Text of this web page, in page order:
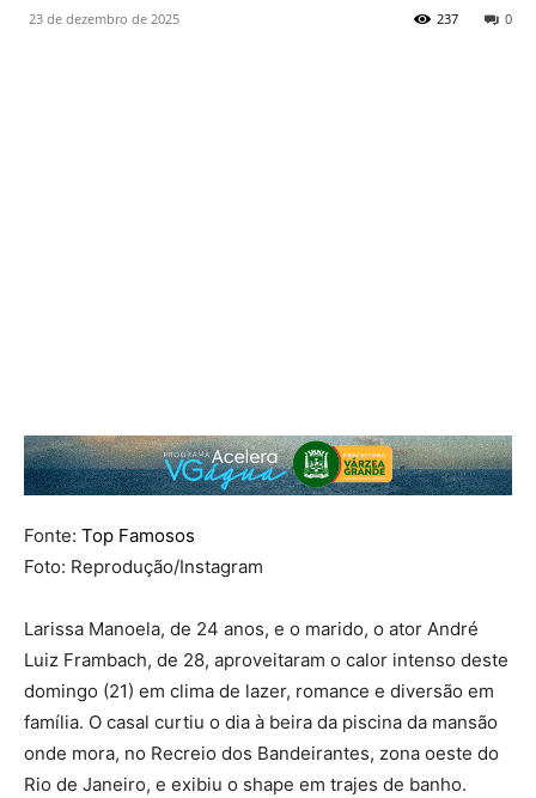
23 de dezembro de 2025 0
237
Fonte: Top Famosos
Foto: Reprodução/Instagram
Larissa Manoela, de 24 anos, e o marido, o ator André
Luiz Frambach, de 28, aproveitaram o calor intenso deste
domingo (21) em clima de lazer, romance e diversão em
família. O casal curtiu o dia à beira da piscina da mansão
onde mora, no Recreio dos Bandeirantes, zona oeste do
Rio de Janeiro, e exibiu o shape em trajes de banho.